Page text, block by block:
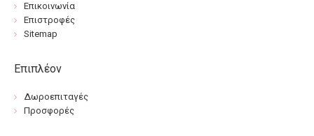
Επικοινωνία
Επιστροφές
Sitemap
Επιπλέον
Δωροεπιταγές
Προσφορές